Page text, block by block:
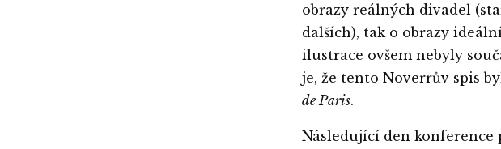
obrazy reálných divadel
dalších), tak o obrazy
ilustrace ovšem nebyly
je, že tento Noverrův spis
de Paris.
Následující den